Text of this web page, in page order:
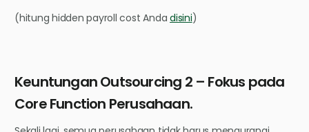
(hitung hidden payroll cost Andadisini)
Keuntungan Outsourcing 2 – Fokus pada
Core Function Perusahaan.